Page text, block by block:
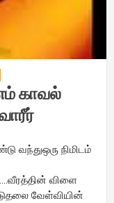
காவல்
வந்துஒரு நிமிடம்
விளை
வேள்வியின்